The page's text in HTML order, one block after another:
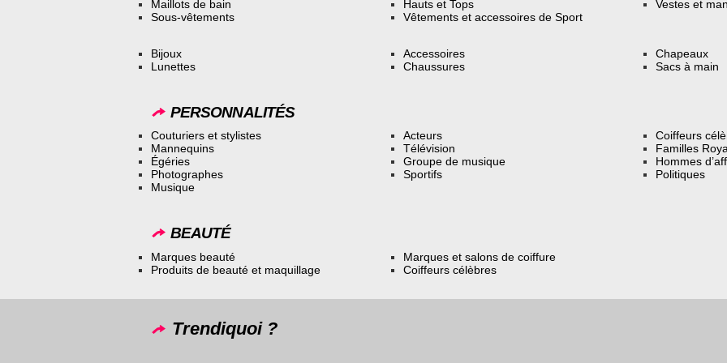
Maillots de bain
Sous-vêtements
Hauts et Tops
Vêtements et accessoires de Sport
Vestes et
Bijoux
Lunettes
Accessoires
Chaussures
Chapeaux
Sacs à main
PERSONNALITÉS
Couturiers et stylistes
Mannequins
Égéries
Photographes
Musique
Acteurs
Télévision
Groupe de musique
Sportifs
Coiffeurs
Familles
Hommes
Politiques
BEAUTÉ
Marques beauté
Produits de beauté et maquillage
Marques et salons de coiffure
Coiffeurs célèbres
Trendiquoi ?